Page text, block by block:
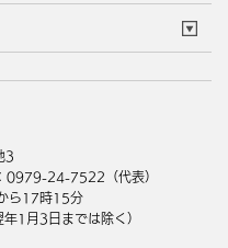
織案内
3
0979-24-7522（代表）
ら17時15分
1月3日までは除く）